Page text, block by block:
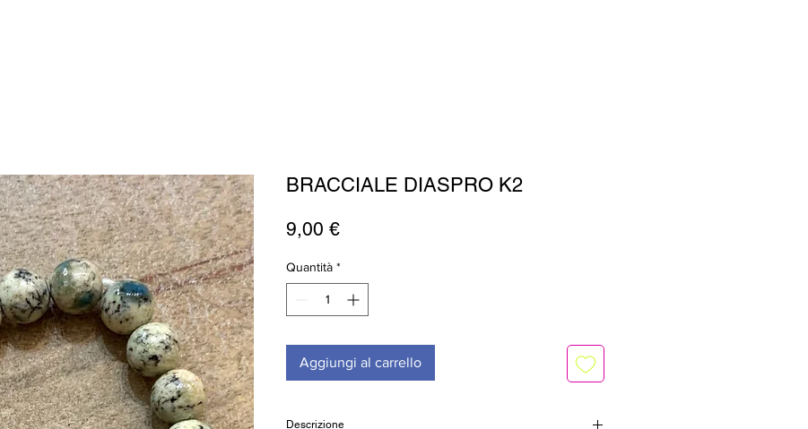
BRACCIALE DIASPRO K2
9,00 €Prezzo
Quantità *
Aggiungi al carrello
Descrizione